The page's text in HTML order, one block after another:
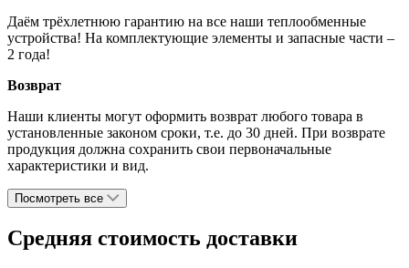
Даём трёхлетнюю гарантию на все наши теплообменные
устройства! На комплектующие элементы и запасные части –
2 года!
Возврат
Наши клиенты могут оформить возврат любого товара в
установленные законом сроки, т.е. до 30 дней. При возврате
продукция должна сохранить свои первоначальные
характеристики и вид.
Посмотреть все
Средняя стоимость доставки